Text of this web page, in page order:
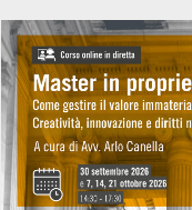
Master
in
Proprietà
Intellettuale,
collaborazione
con
Maggioli
Editore